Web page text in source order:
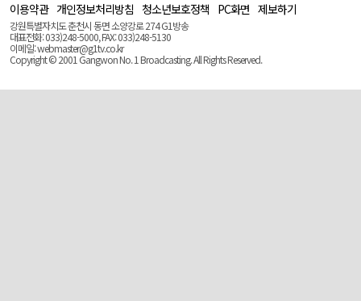
이용약관 개인정보처리방침 청소년보호정책 PC화면 제보하기
강원특별자치도 춘천시 동면 소양강로 274 G1방송
대표전화: 033)248-5000, FAX: 033)248-5130
이메일: webmaster@g1tv.co.kr
Copyright © 2001 Gangwon No. 1 Broadcasting. All Rights Reserved.